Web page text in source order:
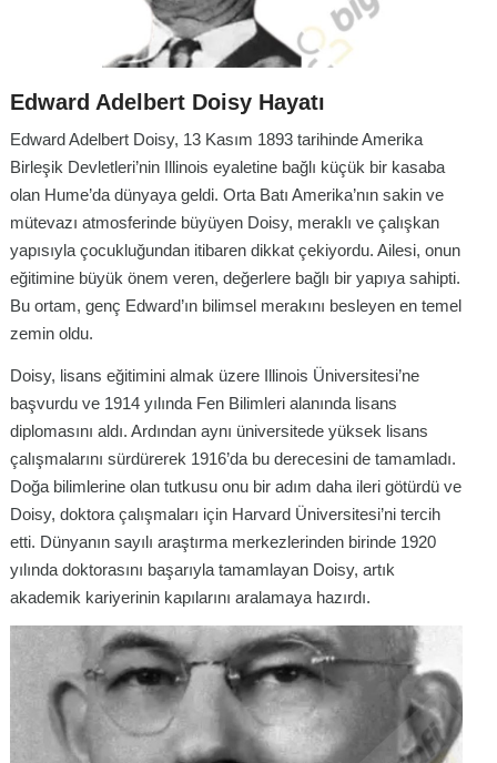
Edward Adelbert Doisy Hayatı
Edward Adelbert Doisy, 13 Kasım 1893 tarihinde Amerika
Birleşik Devletleri’nin Illinois eyaletine bağlı küçük bir kasaba
olan Hume’da dünyaya geldi. Orta Batı Amerika’nın sakin ve
mütevazı atmosferinde büyüyen Doisy, meraklı ve çalışkan
yapısıyla çocukluğundan itibaren dikkat çekiyordu. Ailesi, onun
eğitimine büyük önem veren, değerlere bağlı bir yapıya sahipti.
Bu ortam, genç Edward’ın bilimsel merakını besleyen en temel
zemin oldu.
Doisy, lisans eğitimini almak üzere Illinois Üniversitesi’ne
başvurdu ve 1914 yılında Fen Bilimleri alanında lisans
diplomasını aldı. Ardından aynı üniversitede yüksek lisans
çalışmalarını sürdürerek 1916’da bu derecesini de tamamladı.
Doğa bilimlerine olan tutkusu onu bir adım daha ileri götürdü ve
Doisy, doktora çalışmaları için Harvard Üniversitesi’ni tercih
etti. Dünyanın sayılı araştırma merkezlerinden birinde 1920
yılında doktorasını başarıyla tamamlayan Doisy, artık
akademik kariyerinin kapılarını aralamaya hazırdı.